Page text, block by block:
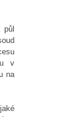
půl
v
na